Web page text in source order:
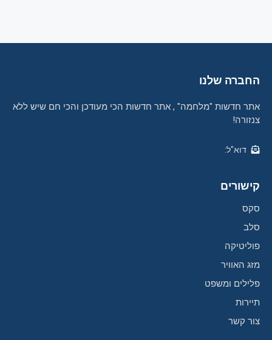
החברה שלנו
אתר חדשות "מלחמה" , אתר חדשות הכי מעודכן והכי חם שיש ללא
צנזורה!
דוא"ל:
קישורים
סקס
סלב
פוליטיקה
מזג האוויר
פלילים ומשפט
תיירות
צור קשר